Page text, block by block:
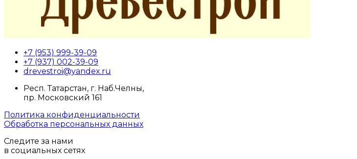
+7 (953) 999-39-09
+7 (937) 002-39-09
drevestroi@yandex.ru
Респ. Татарстан, г. Наб.Челны,
пр. Московский 161
Политика конфиденциальности
Обработка персональных данных
Следите за нами
в социальных сетях